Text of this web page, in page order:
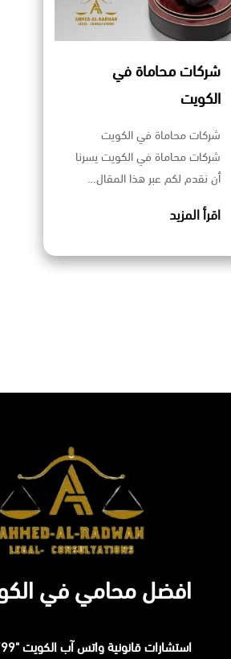
شركات محاماة في
الكويت
شركات محاماة في الكويت
شركات محاماة في الكويت يسرنا
أن نقدم لكم عبر هذا المقال…
اقرأ المزيد
افضل محامي في
استشارات قانونيةواتس آب